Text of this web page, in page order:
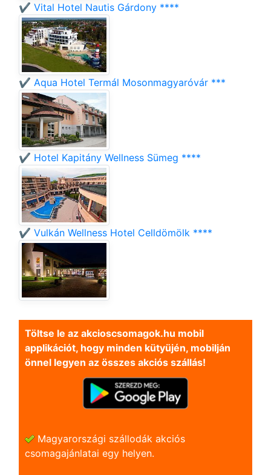
✔️ Vital Hotel Nautis Gárdony ****
✔️ Aqua Hotel Termál Mosonmagyaróvár ***
✔️ Hotel Kapitány Wellness Sümeg ****
✔️ Vulkán Wellness Hotel Celldömölk ****
Töltse le az akcioscsomagok.hu mobil
applikációt, hogy minden kütyüjén, mobilján
önnel legyen az összes akciós szállás!
Magyarországi szállodák akciós
csomagajánlatai egy helyen.